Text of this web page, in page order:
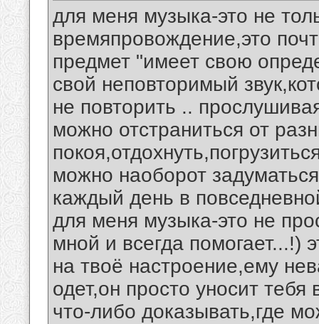
для меня музыка-это не
времяпровождение,это
предмет "имеет свою
свой неповторимый
не повторить ..
можно отстраниться от
можно наоборот
каждый день в
для меня музыка-это не
мной и всегда помогает...!)
на твоё настроение,ему
одет,он просто уносит тебя
что-либо доказывать,где